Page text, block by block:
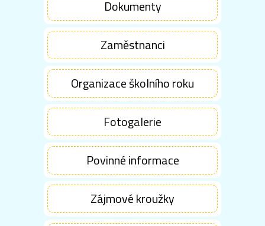
Dokumenty
Zaměstnanci
Organizace školního roku
Fotogalerie
Povinné informace
Zájmové kroužky